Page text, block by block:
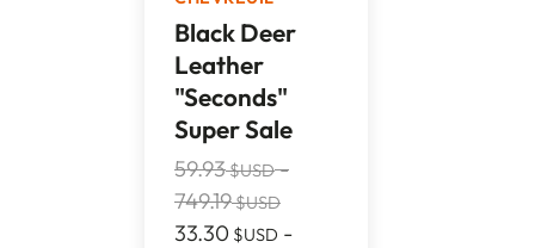
Black Deer
Leather
"Seconds"
Super Sale
59.93$USD-
749.19$USD
33.30 $USD -